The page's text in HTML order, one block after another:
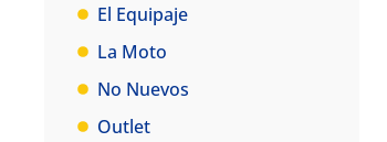
El Equipaje
La Moto
No Nuevos
Outlet